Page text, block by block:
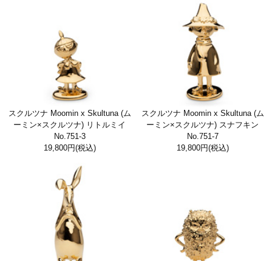
スクルツナ Moomin x Skultuna (ム
ーミン×スクルツナ) リトルミイ
No.751-3
19,800円(税込)
スクルツナ Moomin x Skultuna (ム
ーミン×スクルツナ) スナフキン
No.751-7
19,800円(税込)